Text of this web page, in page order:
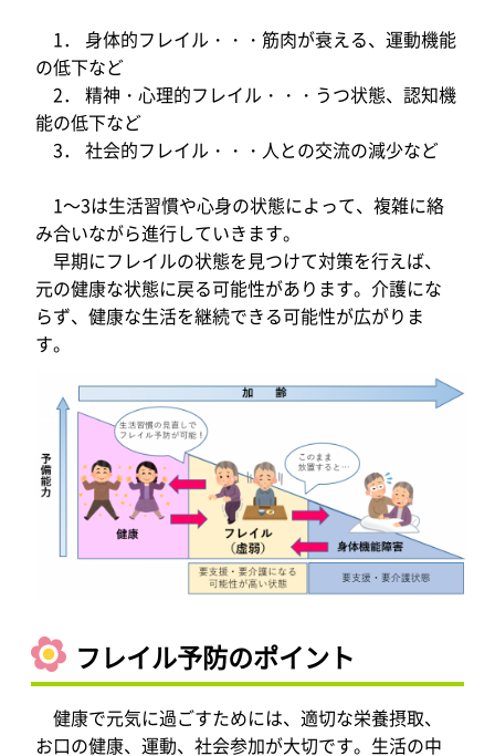
1． 身体的フレイル・・・筋肉が衰える、運動機能
の低下など
2． 精神・心理的フレイル・・・うつ状態、認知機
能の低下など
3． 社会的フレイル・・・人との交流の減少など
1～3は生活習慣や心身の状態によって、複雑に絡
み合いながら進行していきます。
早期にフレイルの状態を見つけて対策を行えば、
元の健康な状態に戻る可能性があります。介護にな
らず、健康な生活を継続できる可能性が広がりま
す。
フレイル予防のポイント
健康で元気に過ごすためには、適切な栄養摂取、
お口の健康、運動、社会参加が大切です。生活の中